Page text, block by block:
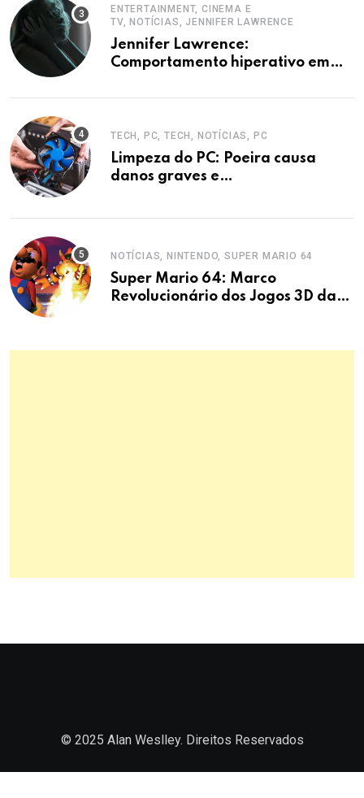
ENTERTAINMENT, CINEMA E
TV, NOTÍCIAS, JENNIFER LAWRENCE
Jennifer Lawrence:
Comportamento hiperativo em
defesa.
TECH, PC, TECH, NOTÍCIAS, PC
Limpeza do PC: Poeira causa
danos graves e
NOTÍCIAS, NINTENDO, SUPER MARIO 64
Super Mario 64: Marco
Revolucionário dos Jogos 3D da
© 2025 Alan Weslley. Direitos Reservados